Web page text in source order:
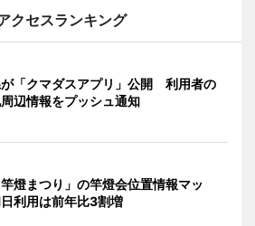
クセスランキング
「クマダスアプリ」公開 利用者の
辺情報をプッシュ通知
竿燈まつり」の竿燈会位置情報マッ
利用は前年比3割増